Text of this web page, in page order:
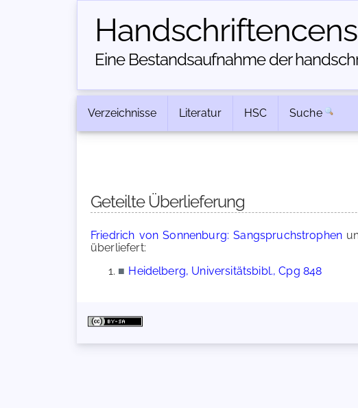
Eine Bestandsaufnahme der
Verzeichnisse Literatur HSC Suche
Geteilte Überlieferung
Friedrich von Sonnenburg: Sangspruchstrophen
überliefert:
■ Heidelberg, Universitätsbibl., Cpg 848